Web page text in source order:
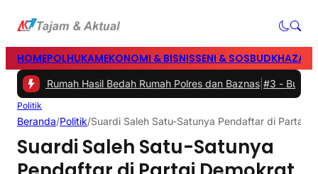
HOMEPOLHUKAMEKONOMI & BISNISSENI & SOSBUD
Rumah Hasil Bedah Rumah Polres dan Baznas|#3 - Bupati
Politik
Beranda/Politik/Suardi Saleh Satu-Satunya Pendaftar di Partai
Suardi Saleh Satu-Satunya